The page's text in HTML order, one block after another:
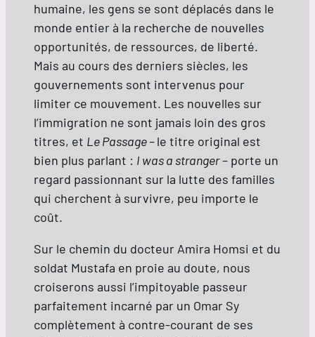
humaine, les gens se sont déplacés dans le
monde entier à la recherche de nouvelles
opportunités, de ressources, de liberté.
Mais au cours des derniers siècles, les
gouvernements sont intervenus pour
limiter ce mouvement. Les nouvelles sur
l’immigration ne sont jamais loin des gros
titres, et Le Passage –le titre original est
bien plus parlant : I was a stranger– porte un
regard passionnant sur la lutte des familles
qui cherchent à survivre, peu importe le
coût.
Sur le chemin du docteur Amira Homsi et du
soldat Mustafa en proie au doute, nous
croiserons aussi l’impitoyable passeur
parfaitement incarné par un Omar Sy
complètement à contre-courant de ses